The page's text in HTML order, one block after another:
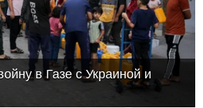
в Газе с Украиной и